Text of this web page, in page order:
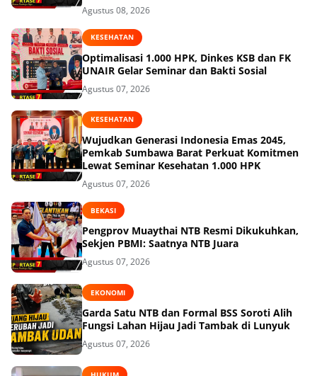
Agustus 08, 2026
KESEHATAN
Optimalisasi 1.000 HPK, Dinkes KSB dan FK
UNAIR Gelar Seminar dan Bakti Sosial
Agustus 07, 2026
KESEHATAN
Wujudkan Generasi Indonesia Emas 2045,
Pemkab Sumbawa Barat Perkuat Komitmen
Lewat Seminar Kesehatan 1.000 HPK
Agustus 07, 2026
BEKASI
Pengprov Muaythai NTB Resmi Dikukuhkan,
Sekjen PBMI: Saatnya NTB Juara
Agustus 07, 2026
EKONOMI
Garda Satu NTB dan Formal BSS Soroti Alih
Fungsi Lahan Hijau Jadi Tambak di Lunyuk
Agustus 07, 2026